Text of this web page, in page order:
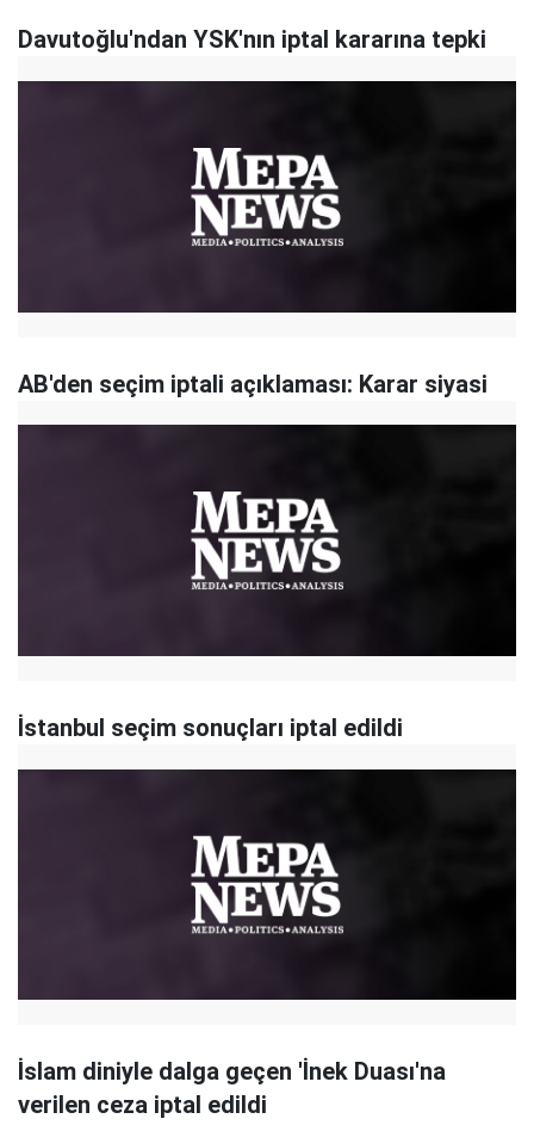
Davutoğlu'ndan YSK'nın iptal kararına tepki
AB'den seçim iptali açıklaması: Karar siyasi
İstanbul seçim sonuçları iptal edildi
İslam diniyle dalga geçen 'İnek Duası'na
verilen ceza iptal edildi